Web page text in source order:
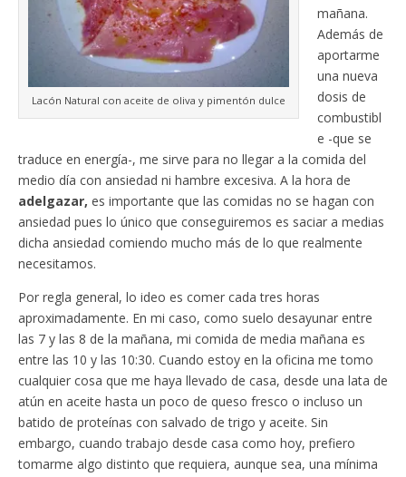
Lacón Natural con aceite de oliva y pimentón dulce
mañana.
Además de
aportarme
una nueva
dosis de
combustibl
e -que se
traduce en energía-, me sirve para no llegar a la comida del
medio día con ansiedad ni hambre excesiva. A la hora de
adelgazar, es importante que las comidas no se hagan con
ansiedad pues lo único que conseguiremos es saciar a medias
dicha ansiedad comiendo mucho más de lo que realmente
necesitamos.
Por regla general, lo ideo es comer cada tres horas
aproximadamente. En mi caso, como suelo desayunar entre
las 7 y las 8 de la mañana, mi comida de media mañana es
entre las 10 y las 10:30. Cuando estoy en la oficina me tomo
cualquier cosa que me haya llevado de casa, desde una lata de
atún en aceite hasta un poco de queso fresco o incluso un
batido de proteínas con salvado de trigo y aceite. Sin
embargo, cuando trabajo desde casa como hoy, prefiero
tomarme algo distinto que requiera, aunque sea, una mínima